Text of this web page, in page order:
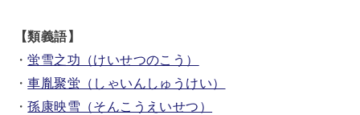
【類義語】
・蛍雪之功（けいせつのこう）
・ 車胤聚蛍（しゃいんしゅうけい）
・孫康映雪（そんこうえいせつ）